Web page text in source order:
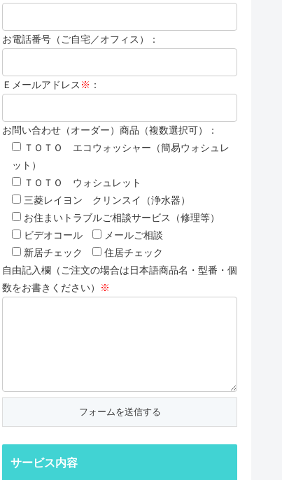
お電話番号（ご自宅／オフィス）：
Ｅメールアドレス ※ ：
お問い合わせ（オーダー）商品（複数選択可）：
ＴＯＴＯ エコウォッシャー（簡易ウォシュレ
ット）
ＴＯＴＯ ウォシュレット
三菱レイヨン クリンスイ（浄水器）
お住まいトラブルご相談サービス（修理等）
ビデオコール
メールご相談
新居チェック
住居チェック
自由記入欄（ご注文の場合は日本語商品名・型番・個
数をお書きください）
※
サービス内容